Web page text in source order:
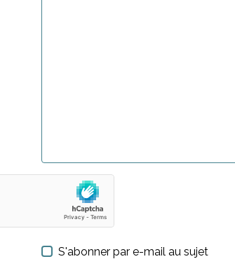
S'abonner par e-mail au sujet